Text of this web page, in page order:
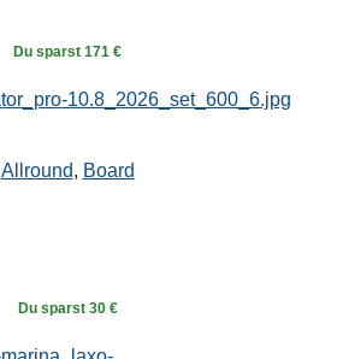
Du sparst 171 €
Allround, Board
Du sparst 30 €